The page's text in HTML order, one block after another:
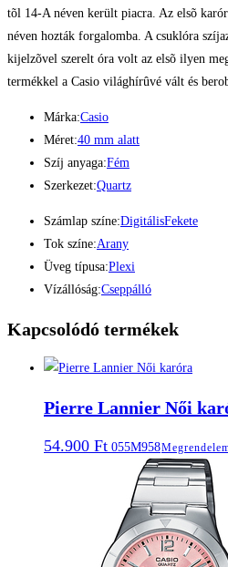
tõl 14-A néven került piacra. Az elsõ
néven hozták forgalomba. A csuklóra
kijelzõvel szerelt óra volt az elsõ ilyen
termékkel a Casio világhírûvé vált és
Márka:Casio
Méret:40 mm alatt
Szíj anyaga:Fém
Szerkezet:Quartz
Számlap színe:DigitálisFekete
Tok színe:Arany
Üveg típusa:Plexi
Vízállóság:Cseppálló
Kapcsolódó termékek
Pierre Lannier Női
54.900 Ft 055M958